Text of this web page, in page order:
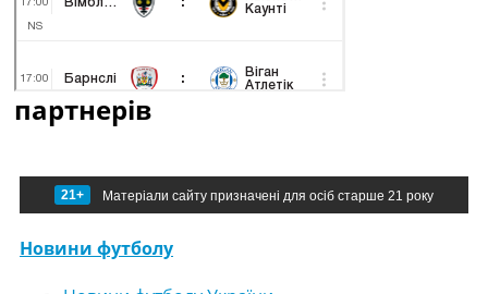
партнерів
21+ Матеріали сайту призначені для осіб старше 21 року
Новини футболу